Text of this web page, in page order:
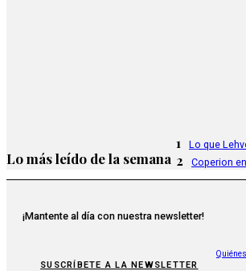
Lo más leído de la semana
1 Lo que
2 Coperion
¡Mantente al día con nuestra newsletter!
SUSCRÍBETE A LA NEWSLETTER